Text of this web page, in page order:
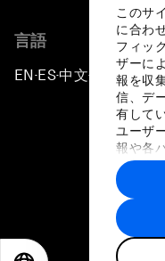
このサ
に合わ
フィッ
ザーに
報を収
信、デ
有して
ユーザ
報や各
に収集
トナー
す。
言語
EN ▪ ES▪中文▪ 日本語
プライバ